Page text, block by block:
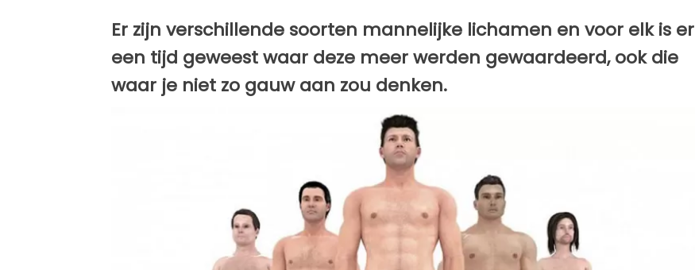
Er zijn verschillende soorten mannelijke lichamen en voor elk is er
een tijd geweest waar deze meer werden gewaardeerd, ook die
waar je niet zo gauw aan zou denken.